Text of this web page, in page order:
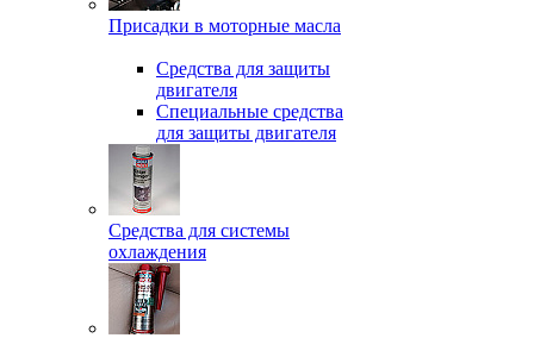
Присадки в моторные масла
Средства для защиты
двигателя
Специальныe средства
для защиты двигателя
Средства для системы
охлаждения